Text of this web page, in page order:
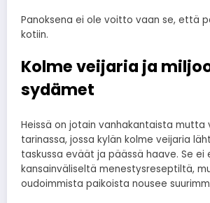
Panoksena ei ole voitto vaan se, että
kotiin.
Kolme veijaria ja
sydämet
Heissä on jotain vanhakantaista mutta
tarinassa, jossa kylän kolme veijaria
taskussa eväät ja päässä haave. Se ei
kansainväliseltä menestysreseptiltä,
oudoimmista paikoista nousee